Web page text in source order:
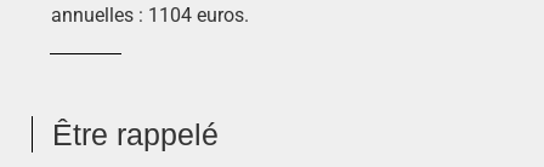
annuelles : 1104 euros.
Être rappelé